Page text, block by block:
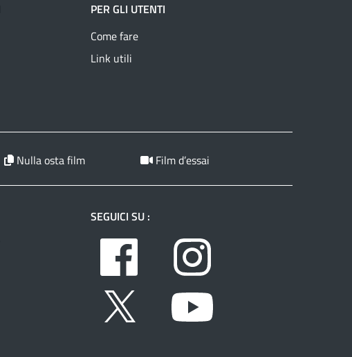
PER GLI UTENTI
Come fare
Link utili
Nulla osta film Film d’essai
SEGUICI SU :
Facebook
Twitter